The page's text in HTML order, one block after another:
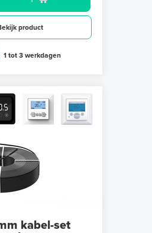
product
1 tot 3 werkdagen
kabel-set